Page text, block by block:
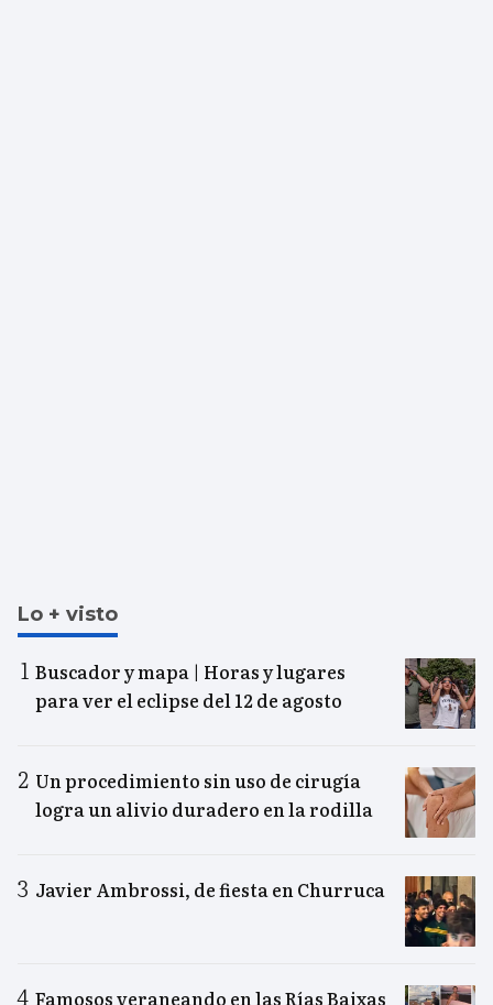
Lo + visto
Buscador y mapa | Horas y lugares
para ver el eclipse del 12 de agosto
Un procedimiento sin uso de cirugía
logra un alivio duradero en la rodilla
Javier Ambrossi, de fiesta en Churruca
Famosos veraneando en las Rías Baixas